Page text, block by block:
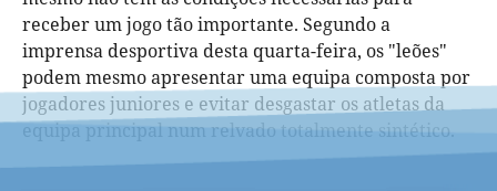
receber um jogo tão importante. Segundo a
imprensa desportiva desta quarta-feira, os "leões"
podem mesmo apresentar uma equipa composta por
jogadores juniores e evitar desgastar os atletas da
equipa principal num relvado totalmente sintético.